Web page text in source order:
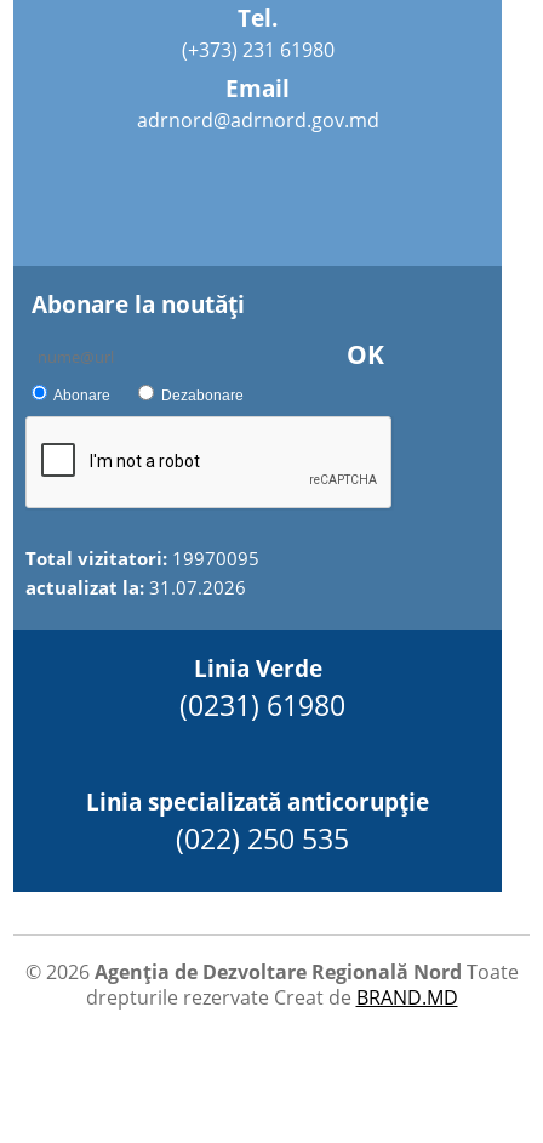
Tel.
(+373) 231 61980
Email
adrnord@adrnord.gov.md
Abonare la noutăţi
OK
Abonare Dezabonare
Total vizitatori: 19970095
actualizat la:31.07.2026
Linia Verde
(0231) 61980
Linia specializată anticorupție
(022) 250 535
© 2026Agenția de Dezvoltare Regională Nord Toate
drepturile rezervate Creat de BRAND.MD